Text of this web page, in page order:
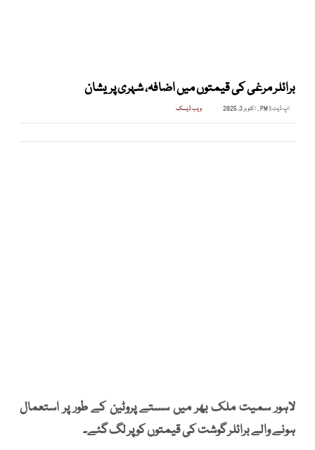
برائلر مرغی کی قیمتوں میں اضافہ، شہری پریشان
اپ ڈیٹ:1 PM , اکتوبر 3, 2025 ویب ڈیسک
لاہور سمیت ملک بھر میں سستے پروٹین کے طور پر استعمال
ہونے والے برائلر گوشت کی قیمتوں کو پر لگ گئے۔